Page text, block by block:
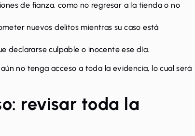
de fianza, como no regresar a la tienda o no
nuevos delitos mientras su caso está
declararse culpable o inocente ese día.
no tenga acceso a toda la evidencia, lo cual será
revisar toda la